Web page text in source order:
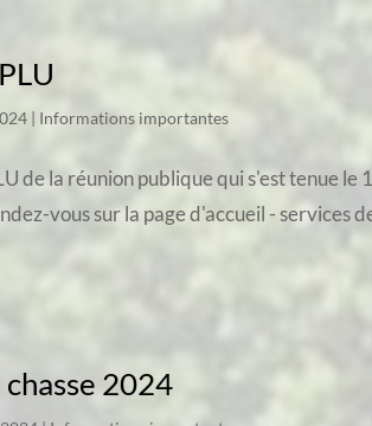
| Informations importantes
de la réunion publique qui s'est tenue
vous sur la page d'accueil - services
2024